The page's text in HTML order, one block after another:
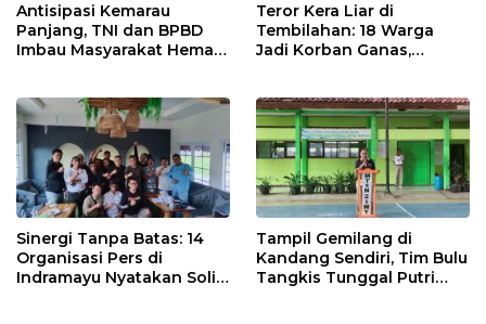
Antisipasi Kemarau
Panjang, TNI dan BPBD
Imbau Masyarakat Hemat
Teror Kera Liar di
Tembilahan: 18 Warga
Jadi Korban Ganas,
Sinergi Tanpa Batas: 14
Organisasi Pers di
Indramayu Nyatakan Solid
Tampil Gemilang di
Kandang Sendiri, Tim Bulu
Tangkis Tunggal Putri